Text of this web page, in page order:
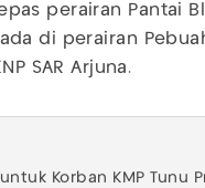
perairan Pantai
di perairan
SAR Arjuna.
Korban KMP Tunu